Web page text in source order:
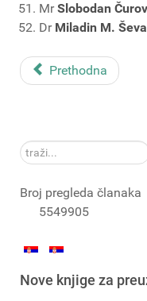
MrSlobodan
Dr Miladin M.
Prethodna
traži...
Broj pregleda članaka
5549905
Nove knjige za